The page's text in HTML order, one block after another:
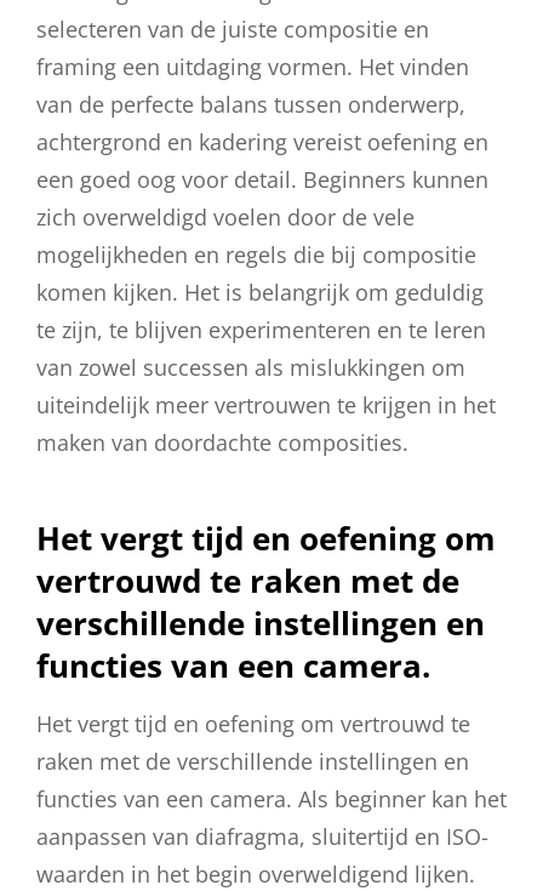
selecteren van de juiste compositie en
framing een uitdaging vormen. Het vinden
van de perfecte balans tussen onderwerp,
achtergrond en kadering vereist oefening en
een goed oog voor detail. Beginners kunnen
zich overweldigd voelen door de vele
mogelijkheden en regels die bij compositie
komen kijken. Het is belangrijk om geduldig
te zijn, te blijven experimenteren en te leren
van zowel successen als mislukkingen om
uiteindelijk meer vertrouwen te krijgen in het
maken van doordachte composities.
Het vergt tijd en oefening om
vertrouwd te raken met de
verschillende instellingen en
functies van een camera.
Het vergt tijd en oefening om vertrouwd te
raken met de verschillende instellingen en
functies van een camera. Als beginner kan het
aanpassen van diafragma, sluitertijd en ISO-
waarden in het begin overweldigend lijken.